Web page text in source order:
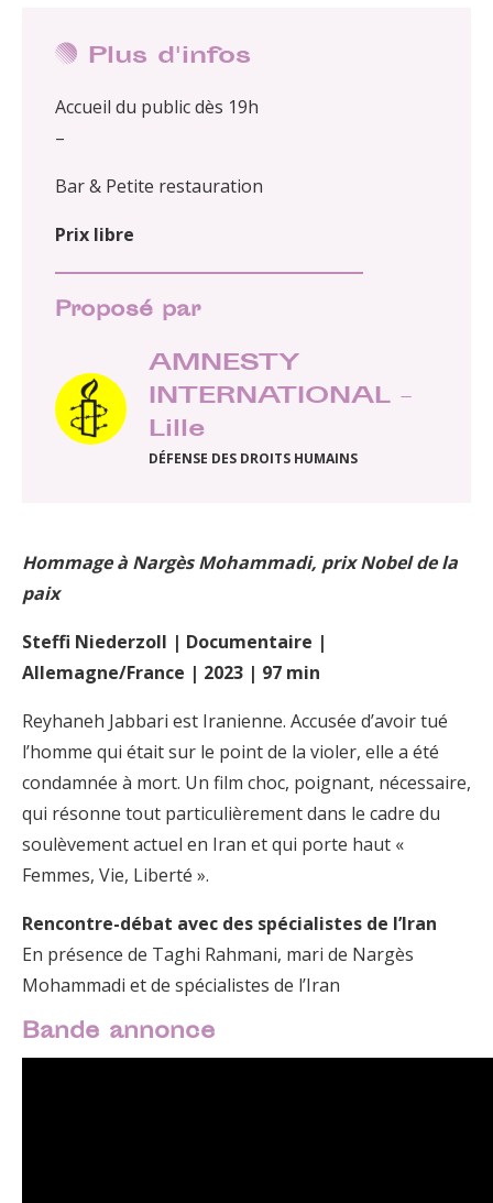
Plus d'infos
Accueil du public dès 19h
–
Bar & Petite restauration
Prix libre
Proposé par
AMNESTY
INTERNATIONAL –
Lille
DÉFENSE DES DROITS HUMAINS
Hommage à Nargès Mohammadi, prix Nobel de la
paix
Steffi Niederzoll | Documentaire |
Allemagne/France | 2023 | 97 min
Reyhaneh Jabbari est Iranienne. Accusée d’avoir tué
l’homme qui était sur le point de la violer, elle a été
condamnée à mort. Un film choc, poignant, nécessaire,
qui résonne tout particulièrement dans le cadre du
soulèvement actuel en Iran et qui porte haut «
Femmes, Vie, Liberté ».
Rencontre-débat avec des spécialistes de l’Iran
En présence de Taghi Rahmani, mari de Nargès
Mohammadi et de spécialistes de l’Iran
Bande annonce